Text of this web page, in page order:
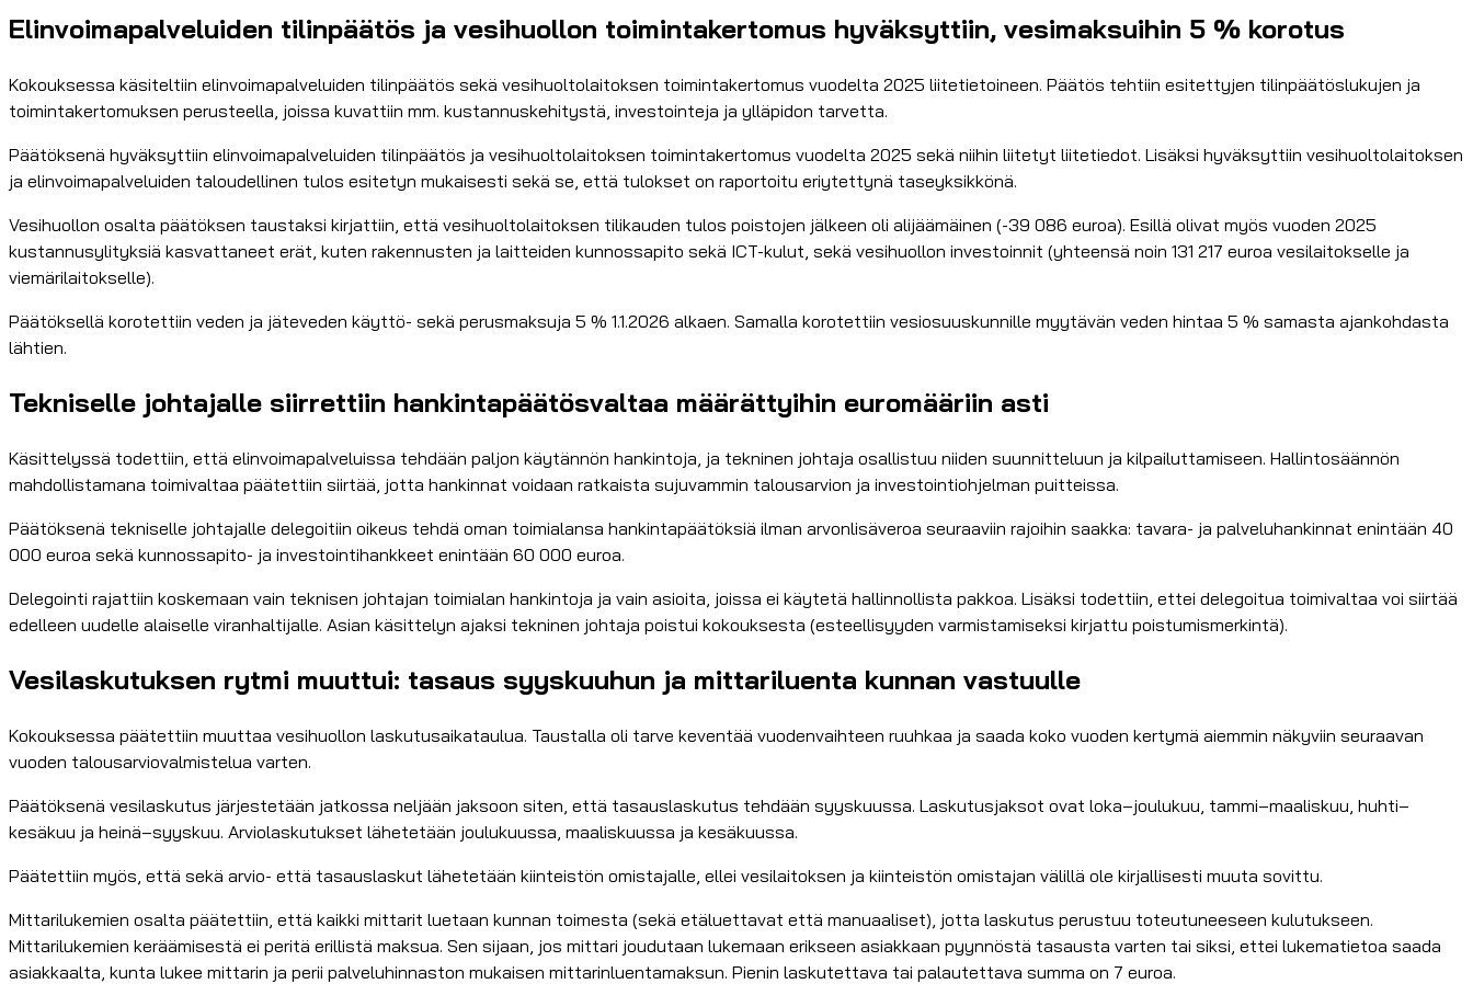
Elinvoimapalveluiden tilinpäätös ja vesihuollon toimintakertomus hyväksyttiin, vesimaksuihin 5 % korotus
Kokouksessa käsiteltiin elinvoimapalveluiden tilinpäätös sekä vesihuoltolaitoksen toimintakertomus vuodelta 2025 liitetietoineen. Päätös tehtiin esitettyjen tilinpäätöslukujen ja
toimintakertomuksen perusteella, joissa kuvattiin mm. kustannuskehitystä, investointeja ja ylläpidon tarvetta.
Päätöksenä hyväksyttiin elinvoimapalveluiden tilinpäätös ja vesihuoltolaitoksen toimintakertomus vuodelta 2025 sekä niihin liitetyt liitetiedot. Lisäksi hyväksyttiin vesihuoltolaitoksen
ja elinvoimapalveluiden taloudellinen tulos esitetyn mukaisesti sekä se, että tulokset on raportoitu eriytettynä taseyksikkönä.
Vesihuollon osalta päätöksen taustaksi kirjattiin, että vesihuoltolaitoksen tilikauden tulos poistojen jälkeen oli alijäämäinen (-39 086 euroa). Esillä olivat myös vuoden 2025
kustannusylityksiä kasvattaneet erät, kuten rakennusten ja laitteiden kunnossapito sekä ICT-kulut, sekä vesihuollon investoinnit (yhteensä noin 131 217 euroa vesilaitokselle ja
viemärilaitokselle).
Päätöksellä korotettiin veden ja jäteveden käyttö- sekä perusmaksuja 5 % 1.1.2026 alkaen. Samalla korotettiin vesiosuuskunnille myytävän veden hintaa 5 % samasta ajankohdasta
lähtien.
Tekniselle johtajalle siirrettiin hankintapäätösvaltaa määrättyihin euromääriin asti
Käsittelyssä todettiin, että elinvoimapalveluissa tehdään paljon käytännön hankintoja, ja tekninen johtaja osallistuu niiden suunnitteluun ja kilpailuttamiseen. Hallintosäännön
mahdollistamana toimivaltaa päätettiin siirtää, jotta hankinnat voidaan ratkaista sujuvammin talousarvion ja investointiohjelman puitteissa.
Päätöksenä tekniselle johtajalle delegoitiin oikeus tehdä oman toimialansa hankintapäätöksiä ilman arvonlisäveroa seuraaviin rajoihin saakka: tavara- ja palveluhankinnat enintään 40
000 euroa sekä kunnossapito- ja investointihankkeet enintään 60 000 euroa.
Delegointi rajattiin koskemaan vain teknisen johtajan toimialan hankintoja ja vain asioita, joissa ei käytetä hallinnollista pakkoa. Lisäksi todettiin, ettei delegoitua toimivaltaa voi siirtää
edelleen uudelle alaiselle viranhaltijalle. Asian käsittelyn ajaksi tekninen johtaja poistui kokouksesta (esteellisyyden varmistamiseksi kirjattu poistumismerkintä).
Vesilaskutuksen rytmi muuttui: tasaus syyskuuhun ja mittariluenta kunnan vastuulle
Kokouksessa päätettiin muuttaa vesihuollon laskutusaikataulua. Taustalla oli tarve keventää vuodenvaihteen ruuhkaa ja saada koko vuoden kertymä aiemmin näkyviin seuraavan
vuoden talousarviovalmistelua varten.
Päätöksenä vesilaskutus järjestetään jatkossa neljään jaksoon siten, että tasauslaskutus tehdään syyskuussa. Laskutusjaksot ovat loka–joulukuu, tammi–maaliskuu, huhti–
kesäkuu ja heinä–syyskuu. Arviolaskutukset lähetetään joulukuussa, maaliskuussa ja kesäkuussa.
Päätettiin myös, että sekä arvio- että tasauslaskut lähetetään kiinteistön omistajalle, ellei vesilaitoksen ja kiinteistön omistajan välillä ole kirjallisesti muuta sovittu.
Mittarilukemien osalta päätettiin, että kaikki mittarit luetaan kunnan toimesta (sekä etäluettavat että manuaaliset), jotta laskutus perustuu toteutuneeseen kulutukseen.
Mittarilukemien keräämisestä ei peritä erillistä maksua. Sen sijaan, jos mittari joudutaan lukemaan erikseen asiakkaan pyynnöstä tasausta varten tai siksi, ettei lukematietoa saada
asiakkaalta, kunta lukee mittarin ja perii palveluhinnaston mukaisen mittarinluentamaksun. Pienin laskutettava tai palautettava summa on 7 euroa.